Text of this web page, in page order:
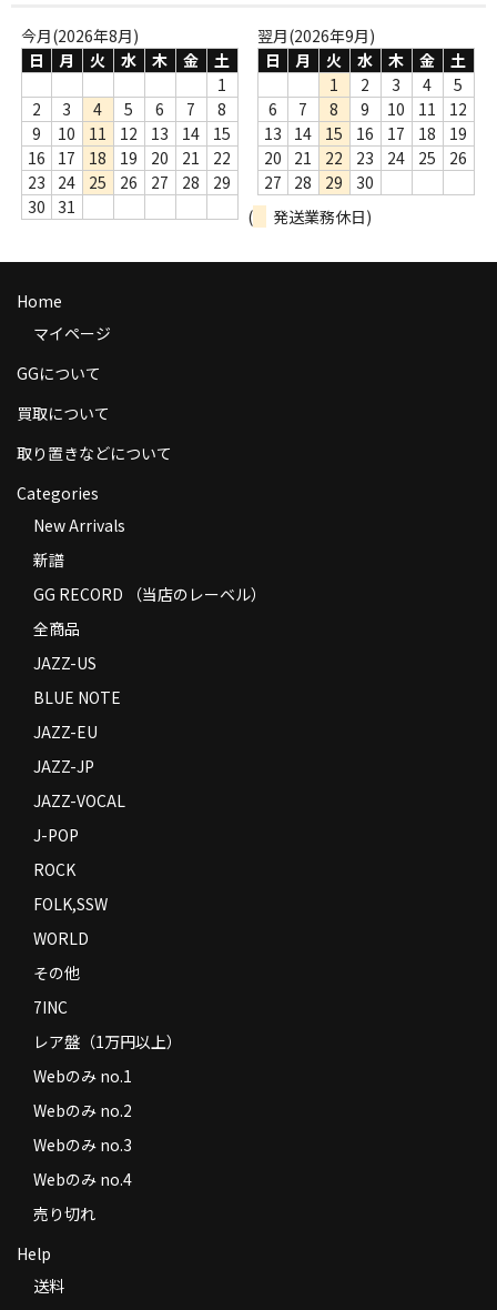
Webのみ no.2
Webのみ no.3
Webのみ no.4
売り切れ
商品の発送
お支払い方法
Privacy Policy
特定商取引法に基づく表示
今月(2026年8月)
日
月 火 水 木 金
土
1
2
3 4 5 6 7
8
9
10 11 12 13 14
15
16
17 18 19 20 21
22
23
24 25 26 27 28
29
30
31
翌月(2026年9月)
日
月 火 水 木 金
土
1
2 3 4
5
6
7 8 9 10 11
12
13
14 15 16 17 18
19
20
21 22 23 24 25
26
27
28 29
30
(
発送業務休日)
Home
マイページ
GGについて
買取について
取り置きなどについて
Categories
New Arrivals
新譜
GG RECORD （当店のレーベル）
全商品
JAZZ-US
BLUE NOTE
JAZZ-EU
JAZZ-JP
JAZZ-VOCAL
J-POP
ROCK
FOLK,SSW
WORLD
その他
7INC
レア盤（1万円以上）
Webのみ no.1
Webのみ no.2
Webのみ no.3
Webのみ no.4
売り切れ
Help
送料